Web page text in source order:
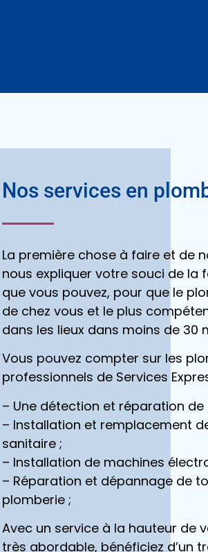
Nos services en
La première chose à faire et de
nous expliquer votre souci de la
que vous pouvez, pour que le
de chez vous et le plus
dans les lieux dans moins de 30
Vous pouvez compter sur les
professionnels de Services
– Une détection et réparation de
– Installation et remplacement
sanitaire ;
– Installation de machines
– Réparation et dépannage de
plomberie ;
Avec un service à la hauteur de
très abordable, bénéficiez d’un